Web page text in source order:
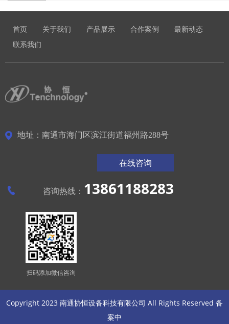
首页 关于我们 产品展示 合作案例
最新动态
联系我们
地址：南通市海门区滨江街道福州路288号
在线咨询
咨询热线： 13861188283
扫码添加微信咨询
Copyright 2023 南通协恒设备科技有限公司 All Rights Reserved 备
案中